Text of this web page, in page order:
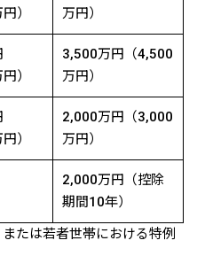
）
万円）
）
3,500万円（4,500
万円）
）
2,000万円（3,000
万円）
2,000万円（控除
期間10年）
たは若者世帯における特例